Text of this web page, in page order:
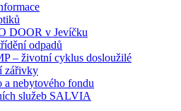
DOOR v Jevíčku
odpadů
– životní cyklus dosloužilé
zářivky
a nebytového fondu
služeb SALVIA